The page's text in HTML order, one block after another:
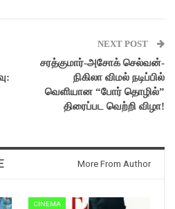
NEXT POST
சரத்குமார்-அசோக் செல்வன்-
நிகிலா விமல் நடிப்பில்
வெளியான “போர் தொழில்”
திரைப்பட வெற்றி விழா!
More From Author
CINEMA